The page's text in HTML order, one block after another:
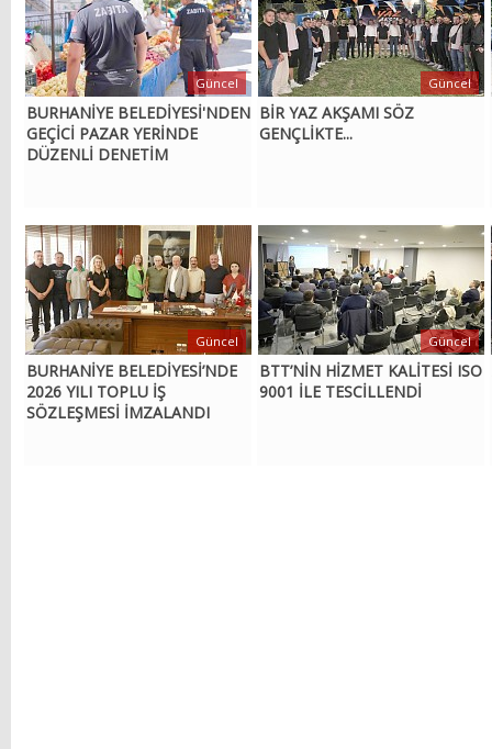
BURHANİYE BELEDİYESİ'NDEN
GEÇİCİ PAZAR YERİNDE
DÜZENLİ DENETİM
Güncel
BİR YAZ AKŞAMI SÖZ
GENÇLİKTE...
Güncel
BURHANİYE BELEDİYESİ’NDE
2026 YILI TOPLU İŞ
SÖZLEŞMESİ İMZALANDI
Güncel
BTT’NİN HİZMET KALİTESİ ISO
9001 İLE TESCİLLENDİ
Güncel